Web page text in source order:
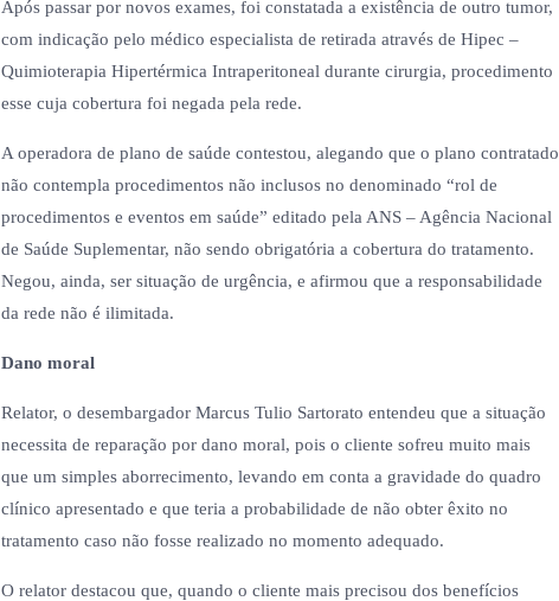
Após passar por novos exames, foi constatada a existência de outro tumor,
com indicação pelo médico especialista de retirada através de Hipec –
Quimioterapia Hipertérmica Intraperitoneal durante cirurgia, procedimento
esse cuja cobertura foi negada pela rede.
A operadora de plano de saúde contestou, alegando que o plano contratado
não contempla procedimentos não inclusos no denominado “rol de
procedimentos e eventos em saúde” editado pela ANS – Agência Nacional
de Saúde Suplementar, não sendo obrigatória a cobertura do tratamento.
Negou, ainda, ser situação de urgência, e afirmou que a responsabilidade
da rede não é ilimitada.
Dano moral
Relator, o desembargador Marcus Tulio Sartorato entendeu que a situação
necessita de reparação por dano moral, pois o cliente sofreu muito mais
que um simples aborrecimento, levando em conta a gravidade do quadro
clínico apresentado e que teria a probabilidade de não obter êxito no
tratamento caso não fosse realizado no momento adequado.
O relator destacou que, quando o cliente mais precisou dos benefícios